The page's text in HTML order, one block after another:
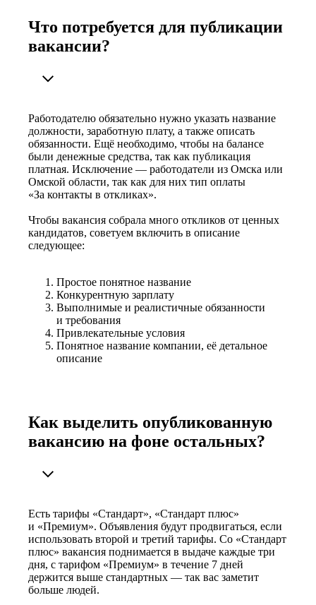
Что потребуется для публикации
вакансии?
Работодателю обязательно нужно указать название
должности, заработную плату, а также описать
обязанности. Ещё необходимо, чтобы на балансе
были денежные средства, так как публикация
платная. Исключение — работодатели из Омска или
Омской области, так как для них тип оплаты
«За контакты в откликах».
Чтобы вакансия собрала много откликов от ценных
кандидатов, советуем включить в описание
следующее:
Простое понятное название
Конкурентную зарплату
Выполнимые и реалистичные обязанности
и требования
Привлекательные условия
Понятное название компании, её детальное
описание
Как выделить опубликованную
вакансию на фоне остальных?
Есть тарифы «Стандарт», «Стандарт плюс»
и «Премиум». Объявления будут продвигаться, если
использовать второй и третий тарифы. Со «Стандарт
плюс» вакансия поднимается в выдаче каждые три
дня, с тарифом «Премиум» в течение 7 дней
держится выше стандартных — так вас заметит
больше людей.